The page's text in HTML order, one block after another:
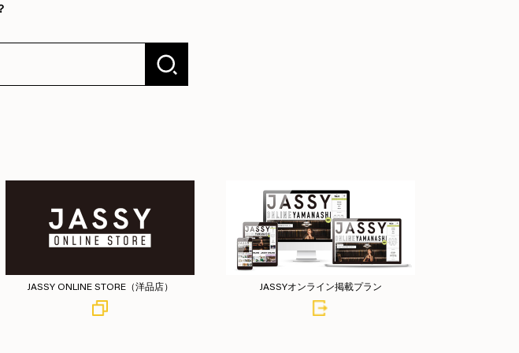
JASSY ONLINE STORE（洋品店） JASSYオンライン掲載プラン